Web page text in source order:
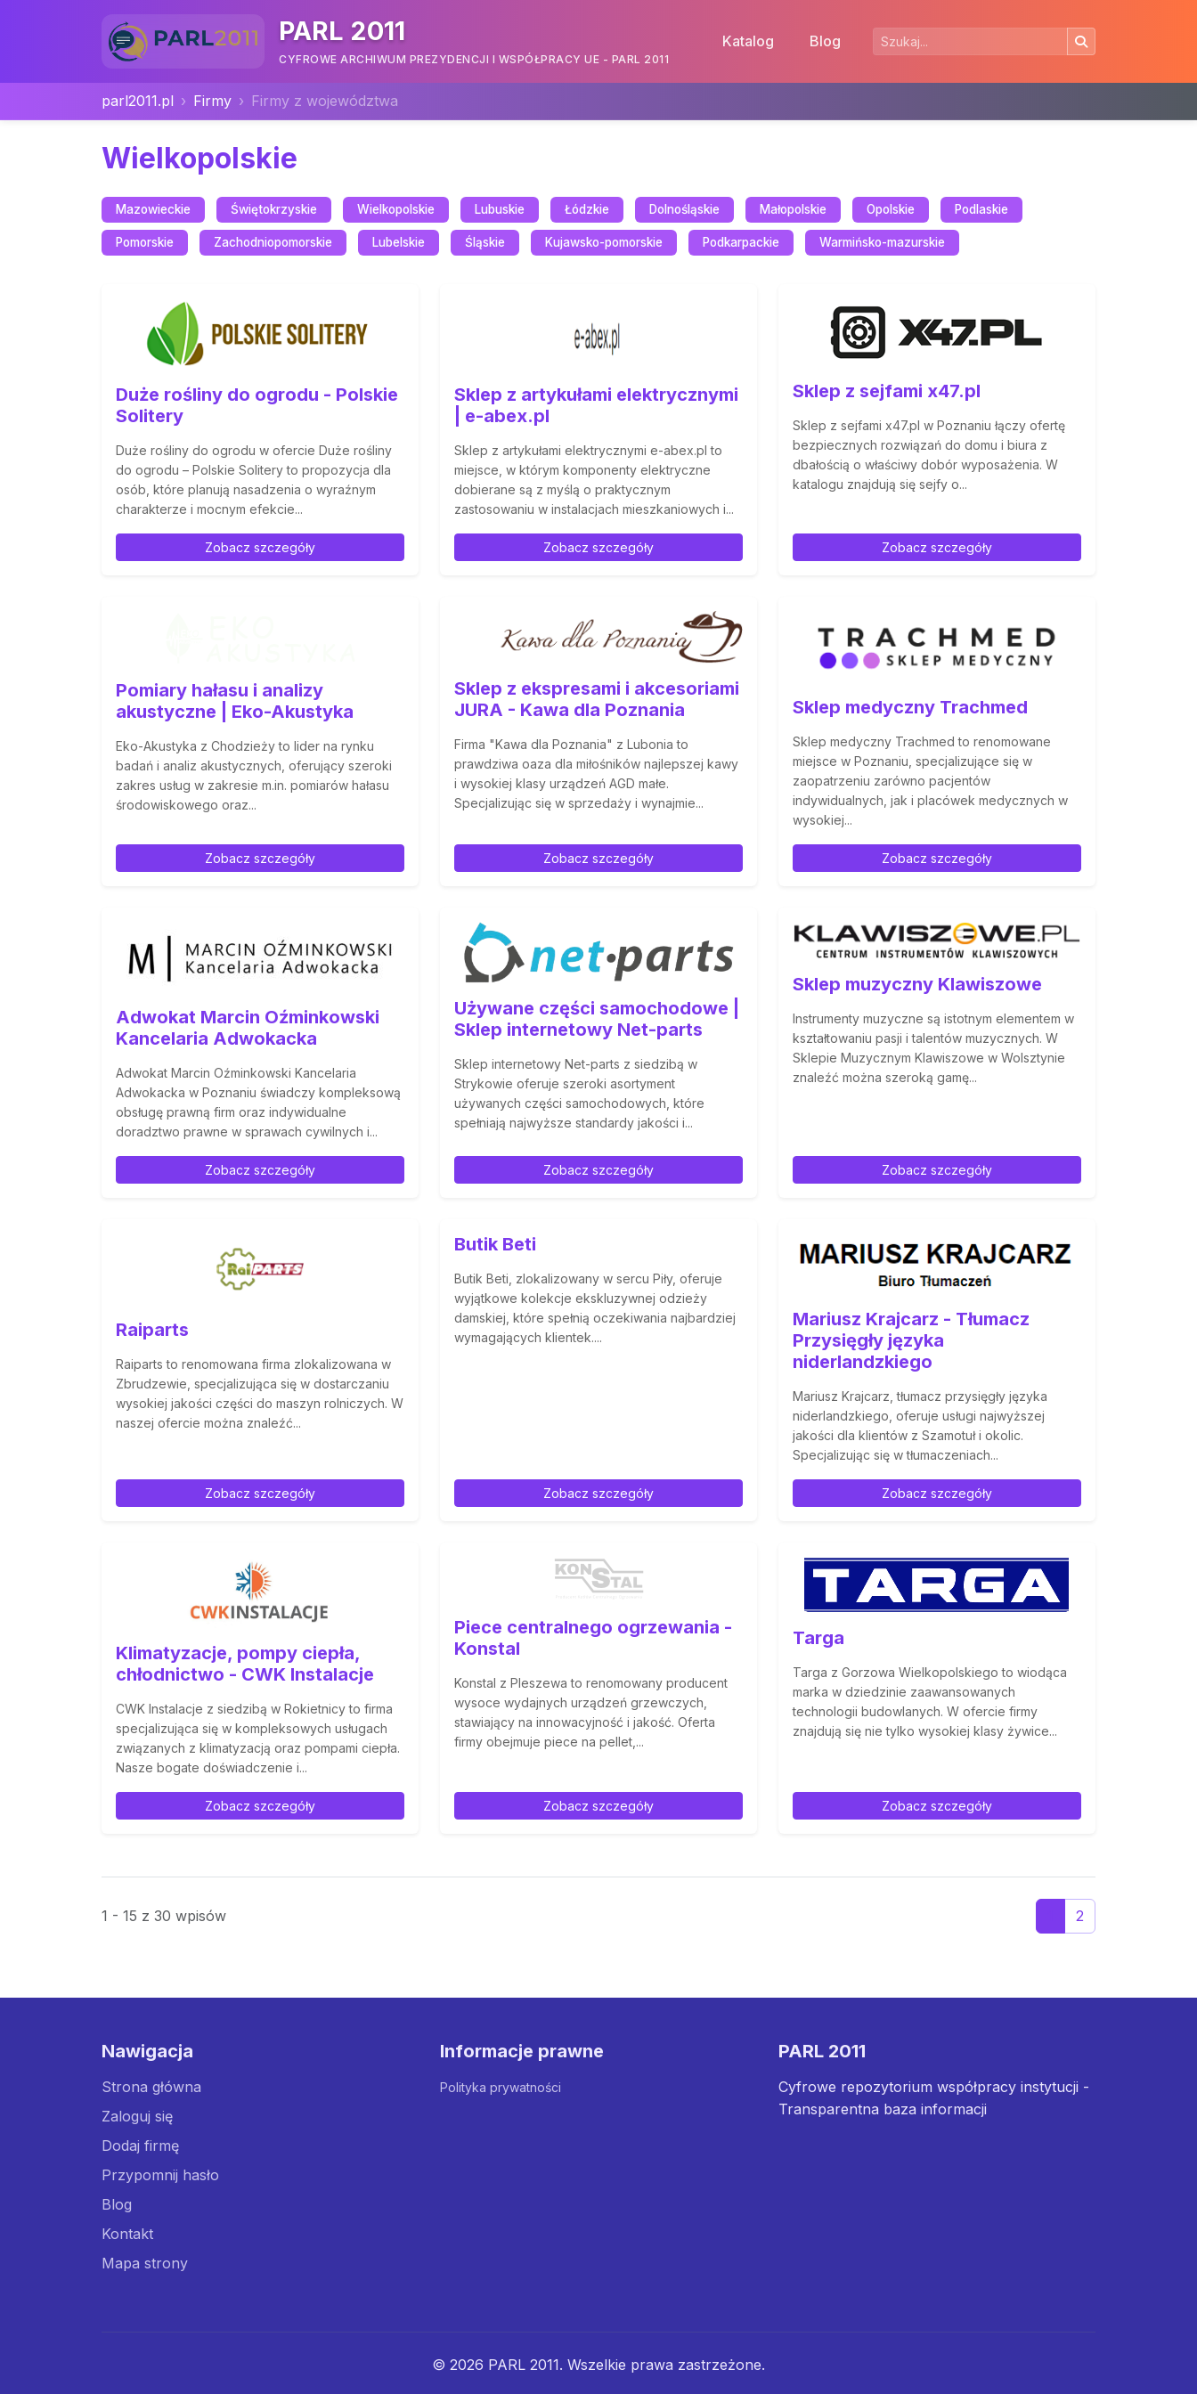
PARL 2011
CYFROWE ARCHIWUM PREZYDENCJI I WSPÓŁPRACY UE - PARL 2011
Katalog Blog
parl2011.pl Firmy Firmy z województwa
Wielkopolskie
Mazowieckie Świętokrzyskie Wielkopolskie Lubuskie Łódzkie Dolnośląskie Małopolskie Opolskie Podlaskie
Pomorskie Zachodniopomorskie Lubelskie Śląskie Kujawsko-pomorskie Podkarpackie Warmińsko-mazurskie
Duże rośliny do ogrodu - Polskie
Solitery
Duże rośliny do ogrodu w ofercie Duże rośliny
do ogrodu – Polskie Solitery to propozycja dla
osób, które planują nasadzenia o wyraźnym
charakterze i mocnym efekcie...
Zobacz szczegóły
Sklep z artykułami elektrycznymi
| e-abex.pl
Sklep z artykułami elektrycznymi e-abex.pl to
miejsce, w którym komponenty elektryczne
dobierane są z myślą o praktycznym
zastosowaniu w instalacjach mieszkaniowych i...
Zobacz szczegóły
Sklep z sejfami x47.pl
Sklep z sejfami x47.pl w Poznaniu łączy ofertę
bezpiecznych rozwiązań do domu i biura z
dbałością o właściwy dobór wyposażenia. W
katalogu znajdują się sejfy o...
Zobacz szczegóły
Pomiary hałasu i analizy
akustyczne | Eko-Akustyka
Eko-Akustyka z Chodzieży to lider na rynku
badań i analiz akustycznych, oferujący szeroki
zakres usług w zakresie m.in. pomiarów hałasu
środowiskowego oraz...
Zobacz szczegóły
Sklep z ekspresami i akcesoriami
JURA - Kawa dla Poznania
Firma "Kawa dla Poznania" z Lubonia to
prawdziwa oaza dla miłośników najlepszej kawy
i wysokiej klasy urządzeń AGD małe.
Specjalizując się w sprzedaży i wynajmie...
Zobacz szczegóły
Sklep medyczny Trachmed
Sklep medyczny Trachmed to renomowane
miejsce w Poznaniu, specjalizujące się w
zaopatrzeniu zarówno pacjentów
indywidualnych, jak i placówek medycznych w
wysokiej...
Zobacz szczegóły
Adwokat Marcin Oźminkowski
Kancelaria Adwokacka
Adwokat Marcin Oźminkowski Kancelaria
Adwokacka w Poznaniu świadczy kompleksową
obsługę prawną firm oraz indywidualne
doradztwo prawne w sprawach cywilnych i...
Zobacz szczegóły
Używane części samochodowe |
Sklep internetowy Net-parts
Sklep internetowy Net-parts z siedzibą w
Strykowie oferuje szeroki asortyment
używanych części samochodowych, które
spełniają najwyższe standardy jakości i...
Zobacz szczegóły
Sklep muzyczny Klawiszowe
Instrumenty muzyczne są istotnym elementem w
kształtowaniu pasji i talentów muzycznych. W
Sklepie Muzycznym Klawiszowe w Wolsztynie
znaleźć można szeroką gamę...
Zobacz szczegóły
Raiparts
Raiparts to renomowana firma zlokalizowana w
Zbrudzewie, specjalizująca się w dostarczaniu
wysokiej jakości części do maszyn rolniczych. W
naszej ofercie można znaleźć...
Zobacz szczegóły
Butik Beti
Butik Beti, zlokalizowany w sercu Piły, oferuje
wyjątkowe kolekcje ekskluzywnej odzieży
damskiej, które spełnią oczekiwania najbardziej
wymagających klientek....
Zobacz szczegóły
Mariusz Krajcarz - Tłumacz
Przysięgły języka
niderlandzkiego
Mariusz Krajcarz, tłumacz przysięgły języka
niderlandzkiego, oferuje usługi najwyższej
jakości dla klientów z Szamotuł i okolic.
Specjalizując się w tłumaczeniach...
Zobacz szczegóły
Klimatyzacje, pompy ciepła,
chłodnictwo - CWK Instalacje
CWK Instalacje z siedzibą w Rokietnicy to firma
specjalizująca się w kompleksowych usługach
związanych z klimatyzacją oraz pompami ciepła.
Nasze bogate doświadczenie i...
Zobacz szczegóły
Piece centralnego ogrzewania -
Konstal
Konstal z Pleszewa to renomowany producent
wysoce wydajnych urządzeń grzewczych,
stawiający na innowacyjność i jakość. Oferta
firmy obejmuje piece na pellet,...
Zobacz szczegóły
Targa
Targa z Gorzowa Wielkopolskiego to wiodąca
marka w dziedzinie zaawansowanych
technologii budowlanych. W ofercie firmy
znajdują się nie tylko wysokiej klasy żywice...
Zobacz szczegóły
1 - 15 z 30 wpisów 2
Nawigacja
Strona główna
Zaloguj się
Dodaj firmę
Przypomnij hasło
Blog
Kontakt
Mapa strony
Informacje prawne
Polityka prywatności
PARL 2011
Cyfrowe repozytorium współpracy instytucji -
Transparentna baza informacji
© 2026 PARL 2011. Wszelkie prawa zastrzeżone.